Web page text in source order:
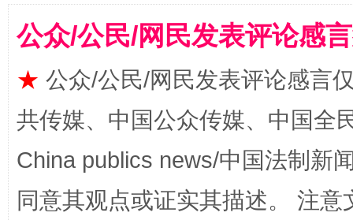
扯下公款旅游的“隐身衣” 如何以
公众/公民/网民发表评论感
★ 公众/公民/网民发表评论感言
共传媒、中国公众传媒、中国全
China publics news/中国法制新
同意其观点或证实其描述。 注